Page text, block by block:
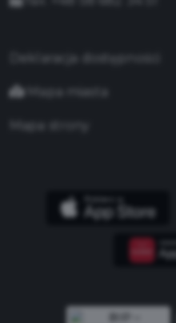
Deklaracja dostępności
Mapa miasta
Mapa strony